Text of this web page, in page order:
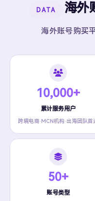
DATA 海外
海外账号购买
10,000+
累计服务用户
跨境电商·MCN机构·出海团队首
50+
账号类型